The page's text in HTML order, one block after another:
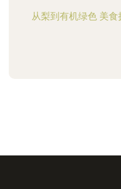
从梨到有机绿色 美